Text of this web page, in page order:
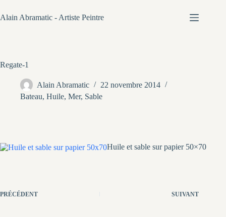
au
contenu
Alain Abramatic - Artiste Peintre
Regate-1
Alain Abramatic
22 novembre 2014
Bateau, Huile, Mer, Sable
Huile et sable sur papier 50×70
PRÉCÉDENT SUIVANT